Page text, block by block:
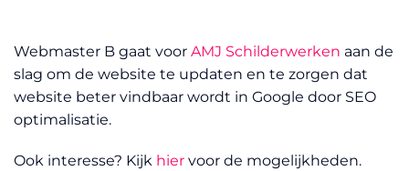
Webmaster B gaat voor AMJ Schilderwerken aan de
slag om de website te updaten en te zorgen dat
website beter vindbaar wordt in Google door SEO
optimalisatie.
Ook interesse? Kijk hier voor de mogelijkheden.